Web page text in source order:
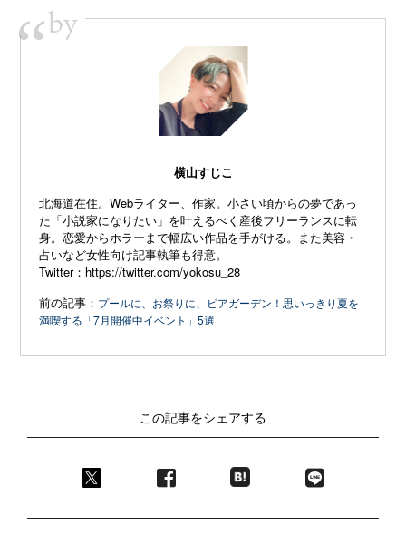
“by
横山すじこ
北海道在住。Webライター、作家。小さい頃からの夢であっ
た「小説家になりたい」を叶えるべく産後フリーランスに転
身。恋愛からホラーまで幅広い作品を手がける。また美容・
占いなど女性向け記事執筆も得意。
Twitter： https://twitter.com/yokosu_28
前の記事： プールに、お祭りに、ビアガーデン！思いっきり夏を
満喫する「7月開催中イベント」5選
この記事をシェアする